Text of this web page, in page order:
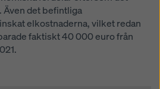
Även det befintliga
elkostnaderna, vilket redan
faktiskt 40 000 euro från